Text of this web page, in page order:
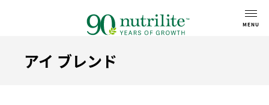
アイ ブレンド